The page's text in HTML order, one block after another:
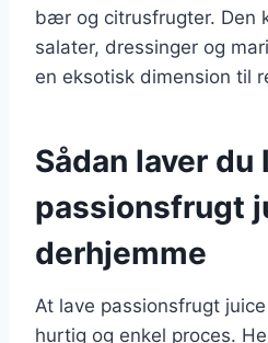
bær og citrusfrugter. Den
salater, dressinger og
en eksotisk dimension til
Sådan laver
passionsfrugt
derhjemme
At lave passionsfrugt
hurtig og enkel proces.